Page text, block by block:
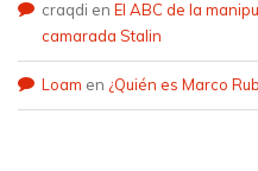
craqdi en El ABC de la
camarada Stalin
Loam en ¿Quién es Marco